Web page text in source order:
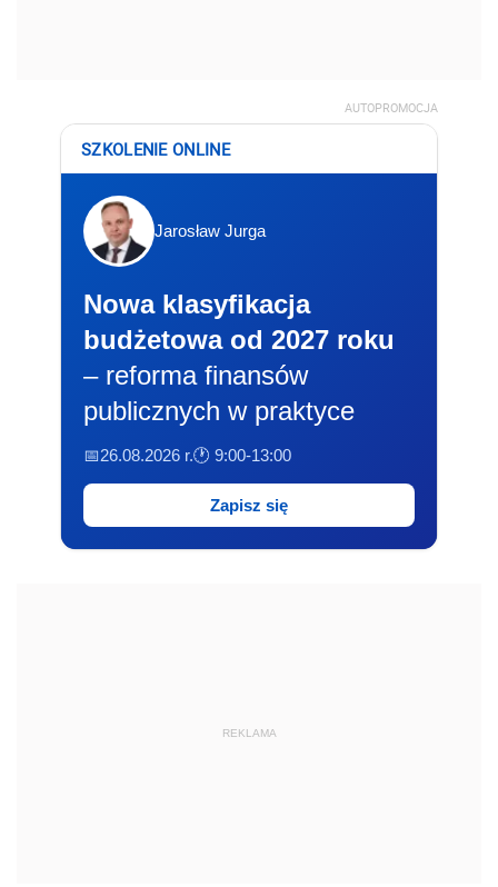
AUTOPROMOCJA
SZKOLENIE ONLINE
Jarosław Jurga
Nowa klasyfikacja
budżetowa od 2027 roku
– reforma finansów
publicznych w praktyce
📅26.08.2026 r.🕐 9:00-13:00
Zapisz się
REKLAMA